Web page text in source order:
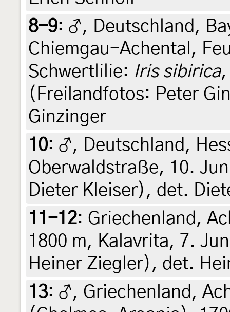
8-9: ♂, Deutschland,
Chiemgau-Achental,
Schwertlilie: Iris sibirica,
(Freilandfotos: Peter
Ginzinger
10: ♂, Deutschland,
Oberwaldstraße, 10.
Dieter Kleiser), det.
11-12: Griechenland,
1800 m, Kalavrita, 7.
Heiner Ziegler), det.
13: ♂, Griechenland,